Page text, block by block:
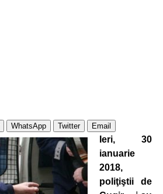
WhatsApp Twitter Email
Ieri, 30
ianuarie
2018,
poliţiştii de